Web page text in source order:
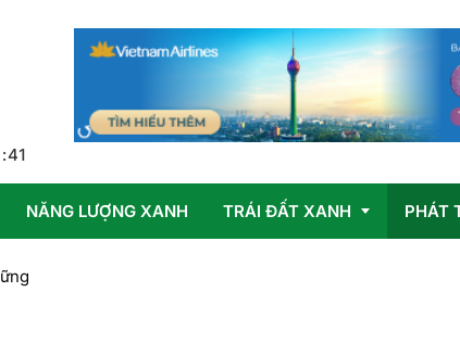
:42
NĂNG LƯỢNG XANH TRÁI ĐẤT XANH PHÁT